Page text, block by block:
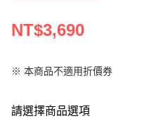
NT$3,690
※ 本商品不適用折價券
請選擇商品選項